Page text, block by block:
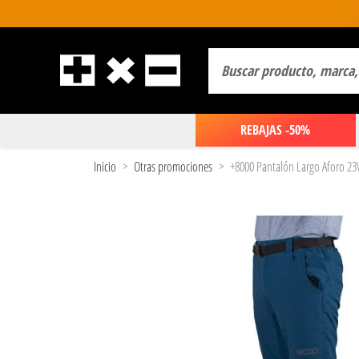
REBAJAS -50%
Inicio Otras promociones +8000 Pantalón Largo Aforo